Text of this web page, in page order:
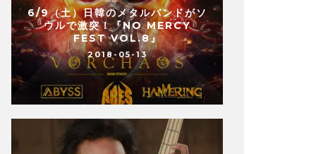
6/9（土）日韓のメタルバンドがソ
ウルで激突！『NO MERCY
FEST VOL.8』
2018-05-13